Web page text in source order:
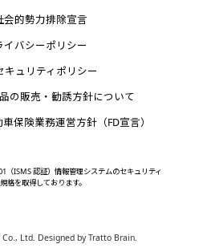
会的勢力排除宣言
イバシーポリシー
キュリティポリシー
の販売・勧誘方針について
保険業務運営方針（FD宣言）
（ISMS 認証）情報管理システムのセキュリティ
格を取得しております。
Co., Ltd. Designed byTratto Brain.